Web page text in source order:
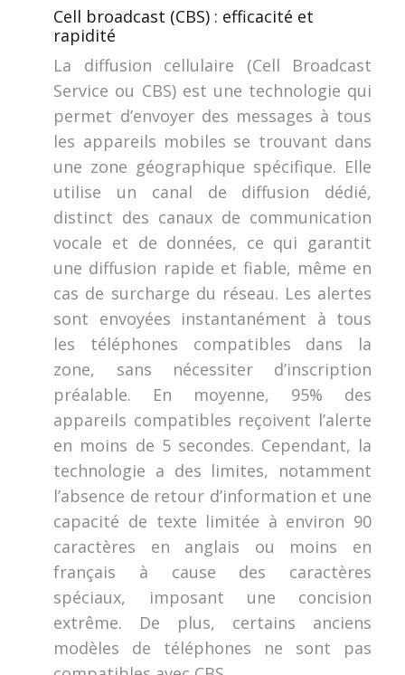
Cell broadcast (CBS) : efficacité et
rapidité
La diffusion cellulaire (Cell Broadcast
Service ou CBS) est une technologie qui
permet d’envoyer des messages à tous
les appareils mobiles se trouvant dans
une zone géographique spécifique. Elle
utilise un canal de diffusion dédié,
distinct des canaux de communication
vocale et de données, ce qui garantit
une diffusion rapide et fiable, même en
cas de surcharge du réseau. Les alertes
sont envoyées instantanément à tous
les téléphones compatibles dans la
zone, sans nécessiter d’inscription
préalable. En moyenne, 95% des
appareils compatibles reçoivent l’alerte
en moins de 5 secondes. Cependant, la
technologie a des limites, notamment
l’absence de retour d’information et une
capacité de texte limitée à environ 90
caractères en anglais ou moins en
français à cause des caractères
spéciaux, imposant une concision
extrême. De plus, certains anciens
modèles de téléphones ne sont pas